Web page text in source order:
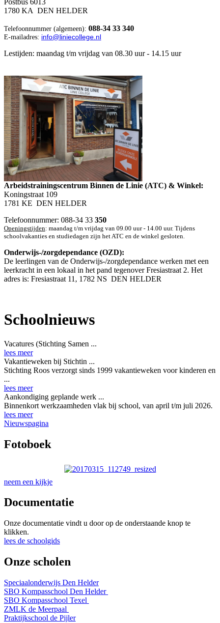
1780 KA DEN HELDER
Telefoonnummer (algemeen): 088-34 33 340
E-mailadres: info@liniecollege.nl
Lestijden: maandag t/m vrijdag van 08.30 uur - 14.15 uur
Arbeidstrainingscentrum Binnen de Linie (ATC) & Winkel:
Koningstraat 109
1781 KE DEN HELDER
Telefoonnummer: 088-34 33 350
Openingstijden: maandag t/m vrijdag van 09.00 uur - 14.00 uur. Tijdens
schoolvakanties en studiedagen zijn het ATC en de winkel gesloten.
Onderwijs-/zorgdependance (OZD):
De leerlingen van de Onderwijs-/zorgdependance werken met een
leerkracht in een lokaal in het pand tegenover Fresiastraat 2. Het
adres is: Fresiastraat 11, 1782 NS DEN HELDER
Schoolnieuws
Vacatures (Stichting Samen ...
lees meer
Vakantieweken bij Stichtin ...
Stichting Roos verzorgt sinds 1999 vakantieweken voor kinderen en
...
lees meer
Aankondiging geplande werk ...
Binnenkort werkzaamheden vlak bij school, van april t/m juli 2026.
lees meer
Nieuwspagina
Fotoboek
neem een kijkje
Documentatie
Onze documentatie vindt u door op de onderstaande knop te
klikken.
lees de schoolgids
Onze scholen
Speciaalonderwijs Den Helder
SBO Kompasschool Den Helder
SBO Kompasschool Texel
ZMLK de Meerpaal
Praktijkschool de Pijler